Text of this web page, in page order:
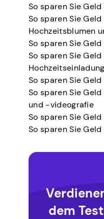
So sparen Sie
So sparen Sie
Hochzeitsblumen
So sparen Sie
So sparen Sie
So sparen Sie
So sparen Sie
und -videografie
So sparen Sie
So sparen Sie
dem